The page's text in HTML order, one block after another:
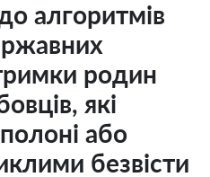
алгоритмів
родин
які
або
безвісти